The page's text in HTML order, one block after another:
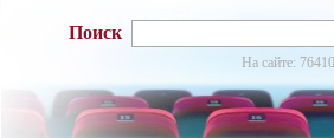
Поиск
На сайте: